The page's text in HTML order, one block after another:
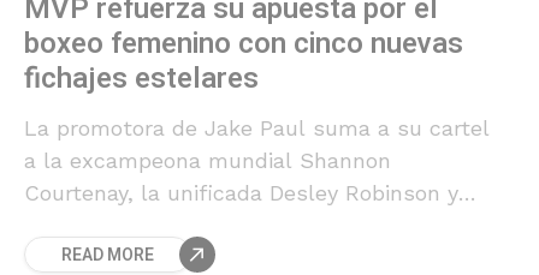
MVP refuerza su apuesta por el
boxeo femenino con cinco nuevas
fichajes estelares
La promotora de Jake Paul suma a su cartel
a la excampeona mundial Shannon
Courtenay, la unificada Desley Robinson y
su liderazgo en el desarrollo del boxeo
READ MORE